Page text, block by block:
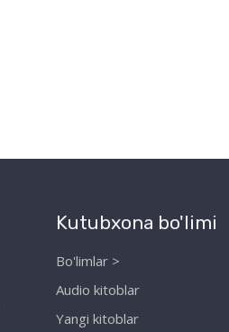
Kutubxona bo'limi
Bo'limlar >
Audio kitoblar
Yangi kitoblar